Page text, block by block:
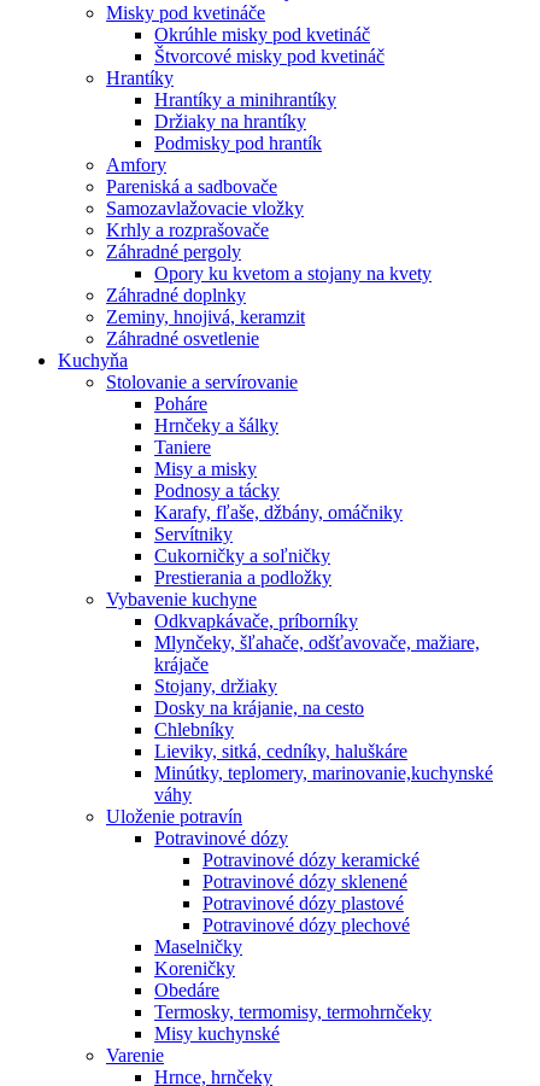
Misky pod kvetináče
Okrúhle misky pod kvetináč
Štvorcové misky pod kvetináč
Hrantíky
Hrantíky a minihrantíky
Držiaky na hrantíky
Podmisky pod hrantík
Amfory
Pareniská a sadbovače
Samozavlažovacie vložky
Krhly a rozprašovače
Záhradné pergoly
Opory ku kvetom a stojany na kvety
Záhradné doplnky
Zeminy, hnojivá, keramzit
Záhradné osvetlenie
Kuchyňa
Stolovanie a servírovanie
Poháre
Hrnčeky a šálky
Taniere
Misy a misky
Podnosy a tácky
Karafy, fľaše, džbány, omáčniky
Servítniky
Cukorničky a soľničky
Prestierania a podložky
Vybavenie kuchyne
Odkvapkávače, príborníky
Mlynčeky, šľahače, odšťavovače, mažiare,
krájače
Stojany, držiaky
Dosky na krájanie, na cesto
Chlebníky
Lieviky, sitká, cedníky, haluškáre
Minútky, teplomery, marinovanie,kuchynské
váhy
Uloženie potravín
Potravinové dózy
Potravinové dózy keramické
Potravinové dózy sklenené
Potravinové dózy plastové
Potravinové dózy plechové
Maselničky
Koreničky
Obedáre
Termosky, termomisy, termohrnčeky
Misy kuchynské
Varenie
Hrnce, hrnčeky